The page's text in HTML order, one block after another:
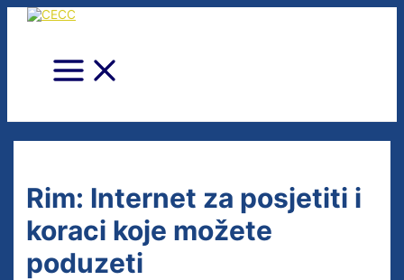
conteúdoMain
Menu
Rim: Internet za posjetiti i
koraci koje možete
poduzeti